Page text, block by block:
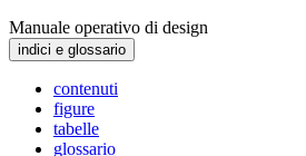
Manuale operativo di design
indici e glossario
contenuti
figure
tabelle
glossario